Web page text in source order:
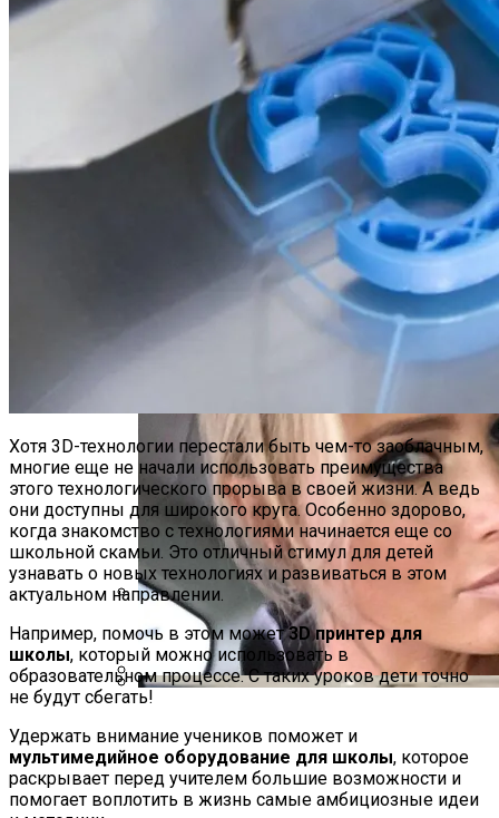
На Какую Зарплату Могут
Рассчитывать Украинцы За Рубежом:
Советы Для Беженцев
Международная Реакция На Тарифы
Трампа: Что Стоит На Кону
Вредно, Но Выгодно: В США Запрет На
Асбест Приняли Только Сейчас
Ужасающая Реальность Безнадежной
Обстановки
В Зоне ООС Ранен Один Украинский
Российской Телеведущей Запретили
Въезд В Украину
Хотя 3D-технологии перестали быть чем-то заоблачным,
многие еще не начали использовать преимущества
этого технологического прорыва в своей жизни. А ведь
они доступны для широкого круга. Особенно здорово,
когда знакомство с технологиями начинается еще со
школьной скамьи. Это отличный стимул для детей
узнавать о новых технологиях и развиваться в этом
актуальном направлении.
Например, помочь в этом может3D принтер для
школы, который можно использовать в
образовательном процессе. С таких уроков дети точно
не будут сбегать!
Удержать внимание учеников поможет и
мультимедийное оборудование для школы, которое
раскрывает перед учителем большие возможности и
помогает воплотить в жизнь самые амбициозные идеи